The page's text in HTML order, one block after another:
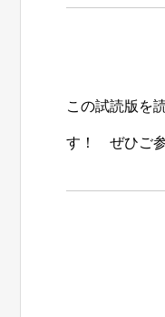
この試読版を
す！ ぜひご参